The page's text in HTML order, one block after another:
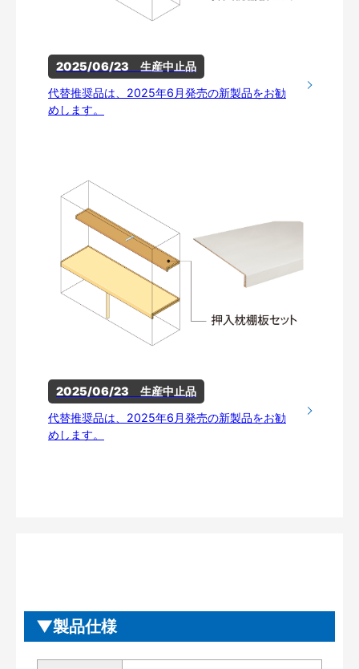
2025/06/23　生産中止品
代替推奨品は、2025年6月発売の新製品をお勧
めします。
2025/06/23　生産中止品
代替推奨品は、2025年6月発売の新製品をお勧
めします。
製品仕様